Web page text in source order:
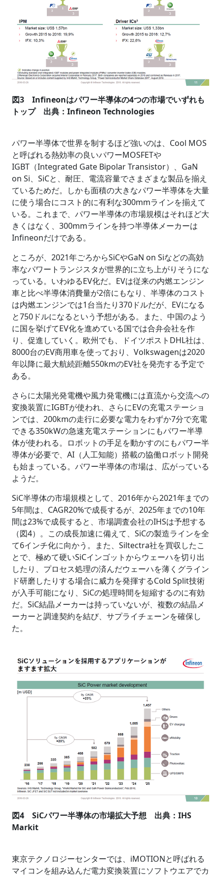
図3 Infineonはパワー半導体の4つの市場でいずれも
トップ 出典：Infineon Technologies
パワー半導体で世界を制するほど強いのは、Cool MOS
と呼ばれる熱効率の良いパワーMOSFETや
IGBT（Integrated Gate Bipolar Transistor）、GaN
on Si、SiCと、耐圧、電流容量でさまざまな製品を揃え
ているためだ。しかも面積の大きなパワー半導体を大量
に使う場合にコスト的に有利な300mmラインを揃えて
いる。これまで、パワー半導体の市場規模はそれほど大
きくはなく、300mmラインを持つ半導体メーカーは
Infineonだけである。
ところが、2021年ごろからSiCやGaN on Siなどの高効
率なパワートランジスタが世界的に立ち上がりそうにな
っている。いわゆるEV化だ。EVは従来の内燃エンジン
車と比べ半導体消費量が2倍にもなり、半導体のコスト
は内燃エンジンでは1台当たり370ドルだが、EVになる
と750ドルになるという予想がある。また、中国のよう
に国を挙げてEV化を進めている国では合弁会社を作
り、促進していく。欧州でも、ドイツポストDHL社は、
8000台のEV商用車を使っており、Volkswagenは2020
年以降に最大航続距離550kmのEV社を発売する予定で
ある。
さらに太陽光発電機や風力発電機には直流から交流への
変換装置にIGBTが使われ、さらにEVの充電ステーショ
ンでは、200kmの走行に必要な電力をわずか7分で充電
できる350kWの急速充電ステーションにもパワー半導
体が使われる。ロボットの手足を動かすのにもパワー半
導体が必要で、AI（人工知能）搭載の協働ロボット開発
も始まっている。パワー半導体の市場は、広がっている
ようだ。
SiC半導体の市場規模として、2016年から2021年までの
5年間は、CAGR20%で成長するが、2025年までの10年
間は23%で成長すると、市場調査会社のIHSは予想する
（図4）。この成長加速に備えて、SiCの製造ラインを全
て6インチ化に向かう。また、Siltectra社を買収したこ
とで、極めて硬いSiCインゴットからウェーハを切り出
したり、プロセス処理の済んだウェーハを薄くグライン
ド研磨したりする場合に威力を発揮するCold Split技術
が入手可能になり、SiCの処理時間を短縮するのに有効
だ。SiC結晶メーカーは持っていないが、複数の結晶メ
ーカーと調達契約を結び、サプライチェーンを確保し
た。
図4 SiCパワー半導体の市場拡大予想 出典：IHS
Markit
東京テクノロジーセンターでは、iMOTIONと呼ばれる
マイコンを組み込んだ電力変換装置にソフトウエアでカ